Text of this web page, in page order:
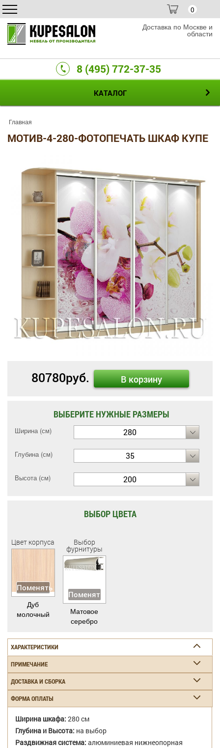
0
Доставка по Москве и
области
8 (495) 772-37-35
КАТАЛОГ
Главная
МОТИВ-4-280-ФОТОПЕЧАТЬ ШКАФ КУПЕ
80780руб. В корзину
ВЫБЕРИТЕ НУЖНЫЕ РАЗМЕРЫ
Ширина (см) 280
Глубина (см) 35
Высота (см) 200
ВЫБОР ЦВЕТА
Цвет корпуса
Поменять
Дуб
молочный
Выбор
фурнитуры
Поменять
Матовое
серебро
ХАРАКТЕРИСТИКИ
ПРИМЕЧАНИЕ
ДОСТАВКА И СБОРКА
ФОРМА ОПЛАТЫ
Ширина шкафа: 280 см
Глубина и Высота: на выбор
Раздвижная система: алюминиевая нижнеопорная